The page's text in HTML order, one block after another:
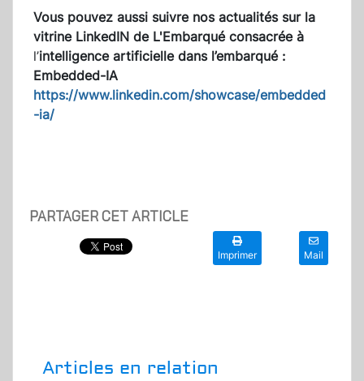
Vous pouvez aussi suivre nos actualités sur la
vitrine LinkedIN de L'Embarqué consacrée à
l’intelligence artificielle dans l’embarqué :
Embedded-IA
https://www.linkedin.com/showcase/embedded
-ia/
PARTAGER CET ARTICLE
Imprimer Mail
Articles en relation